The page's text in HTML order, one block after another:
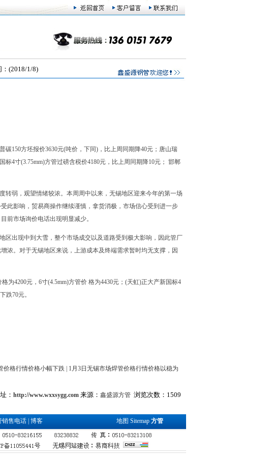
(2018/1/8)
150方坯报价3630元(吨价，下同)，比上周同期降40元；唐山瑞
4寸(3.75mm)方管过磅含税价4180元，比上周同期降10元； 邯郸
转弱，观望情绪较浓。本周周中以来，无锡地区迎来今年的第一场
此影响，贸易商操作继续谨慎，拿货消极，市场信心受到进一步
前市场询价电话出现明显减少。
区出现中到大雪，整个市场成交以及道路受到极大影响，因此管厂
浓。对于无锡地区来说，上游成本及终端需求暂时均无支撑，因
为4200元，6寸(4.5mm)方管价 格为4430元；(天虹)正大产新国标4
跌70元。
价格行情价格小幅下跌|
1月3日无锡市场焊管价格行情价格以稳为
： http://www.wxxsygg.com来源： 鑫盛源方管浏览次数：1509
销售电话 博客 地图 Sitemap 方管